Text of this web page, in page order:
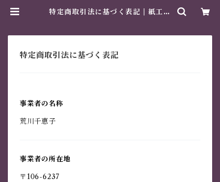
特定商取引法に基づく表記 | 紙工芸
特定商取引法に基づく表記
事業者の名称
荒川千恵子
事業者の所在地
〒106-6237